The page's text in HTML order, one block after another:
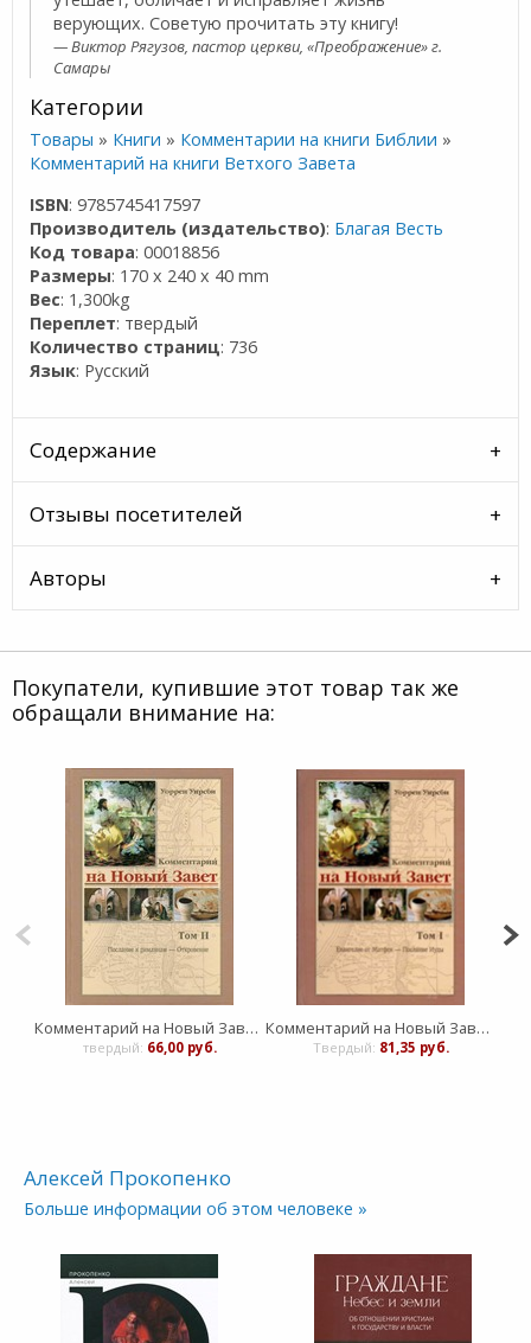
верующих. Советую прочитать эту книгу!
Виктор Рягузов, пастор церкви, «Преображение» г.
Самары
Категории
Товары » Книги » Комментарии на книги Библии »
Комментарий на книги Ветхого Завета
ISBN: 9785745417597
Производитель (издательство): Благая Весть
Код товара: 00018856
Размеры: 170 x 240 x 40 mm
Вес: 1,300kg
Переплет: твердый
Количество страниц: 736
Язык: Русский
Содержание
Отзывы посетителей
Авторы
Покупатели, купившие этот товар так же
обращали внимание на:
Комментарий на Новый Завет - Том II
твердый: 66,00 руб.
Комментарий на Новый Завет - том I
Твердый: 81,35 руб.
Алексей Прокопенко
Больше информации об этом человеке »